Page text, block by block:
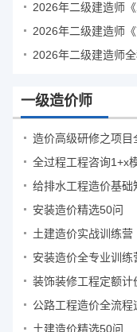
2026年二级建造师
一级造价师
造价高级研修之项目
全过程工程咨询1+x
给排水工程造价基础
安装造价精选50问
土建造价实战训练营
安装造价全专业训练
装饰装修工程定额计
土建造价精选50问